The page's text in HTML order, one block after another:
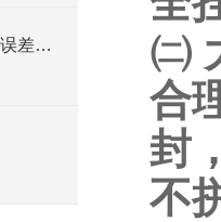
电子地磅厂家：电子地磅的误差是怎么计算的？
㈡
合
封
不